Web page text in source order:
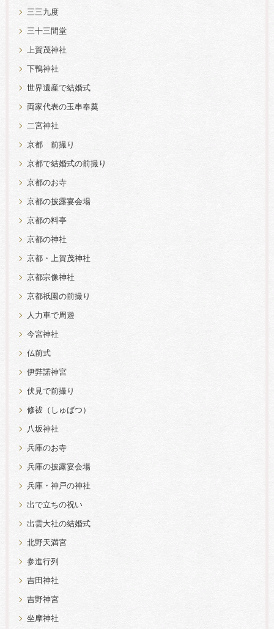
三三九度
三十三間堂
上賀茂神社
下鴨神社
世界遺産で結婚式
両家代表の玉串奉奠
二宮神社
京都 前撮り
京都で結婚式の前撮り
京都のお寺
京都の披露宴会場
京都の料亭
京都の神社
京都・上賀茂神社
京都宗像神社
京都祇園の前撮り
人力車で周遊
今宮神社
仏前式
伊弉諾神宮
伏見で前撮り
修祓（しゅばつ）
八坂神社
兵庫のお寺
兵庫の披露宴会場
兵庫・神戸の神社
出で立ちの祝い
出雲大社の結婚式
北野天満宮
参進行列
吉田神社
吉野神宮
坐摩神社